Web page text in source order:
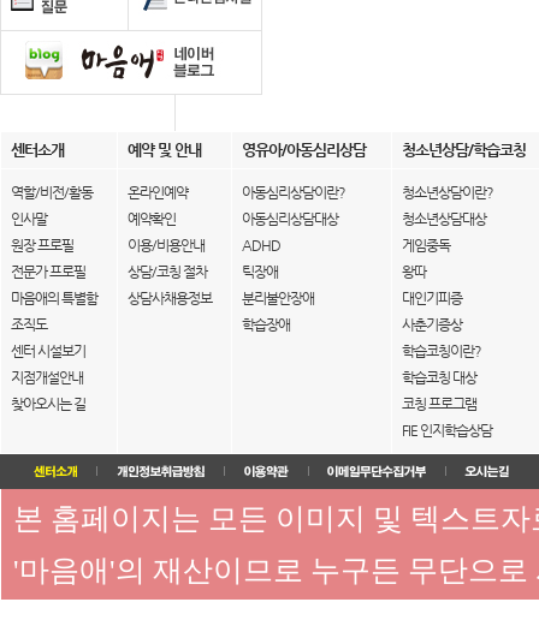
센터소개 예약 및 안내 영유아/아동심리상담 청소년상담/학습코칭
역할/비전/활동
인사말
원장 프로필
전문가 프로필
마음애의 특별함
조직도
센터 시설보기
지점개설안내
찾아오시는 길
온라인예약
예약확인
이용/비용안내
상담/코칭 절차
상담사채용정보
아동심리상담이란?
아동심리상담대상
ADHD
틱장애
분리불안장애
학습장애
청소년상담이란?
청소년상담대상
게임중독
왕따
대인기피증
사춘기증상
학습코칭이란?
학습코칭 대상
코칭 프로그램
FIE 인지학습상담
본 홈페이지는 모든 이미지 및 텍스트
'마음애'의 재산이므로 누구든 무단으